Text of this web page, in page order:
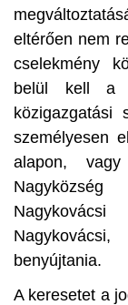
eltérően nem
cselekmény
belül kell a
közigazgatási
személyesen
alapon, vagy
benyújtania.
A keresetet a